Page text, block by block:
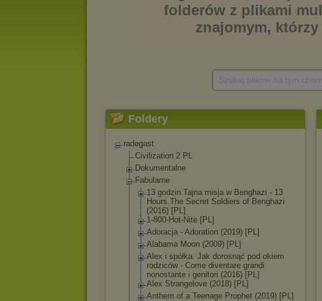
Foldery
radegast
Civilization 2 PL
Dokumentalne
Fabularne
13 godzin.Tajna misja w Benghazi - 13
Hours.The Secret Soldiers of Benghazi
(2016) [PL]
1-800-Hot-Nite [PL]
Adoracja - Adoration (2019) [PL]
Alabama Moon (2009) [PL]
Alex i spółka. Jak dorosnąć pod okiem
rodziców - Come diventare grandi
nonostante i genitori (2016) [PL]
Alex Strangelove (2018) [PL]
Anthem of a Teenage Prophet (2019) [PL]